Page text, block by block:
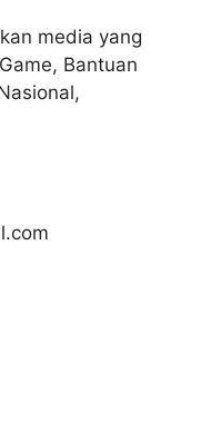
media yang
Bantuan